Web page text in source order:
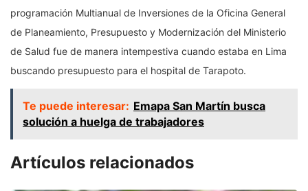
programación Multianual de Inversiones de la Oficina General
de Planeamiento, Presupuesto y Modernización del Ministerio
de Salud fue de manera intempestiva cuando estaba en Lima
buscando presupuesto para el hospital de Tarapoto.
Te puede interesar: Emapa San Martín busca
solución a huelga de trabajadores
Artículos relacionados